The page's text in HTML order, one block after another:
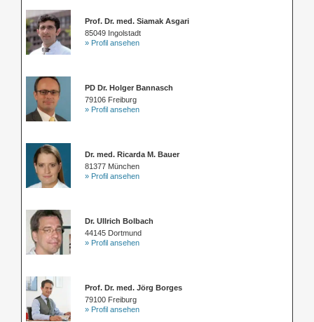
Prof. Dr. med. Siamak Asgari
85049 Ingolstadt
» Profil ansehen
PD Dr. Holger Bannasch
79106 Freiburg
» Profil ansehen
Dr. med. Ricarda M. Bauer
81377 München
» Profil ansehen
Dr. Ullrich Bolbach
44145 Dortmund
» Profil ansehen
Prof. Dr. med. Jörg Borges
79100 Freiburg
» Profil ansehen